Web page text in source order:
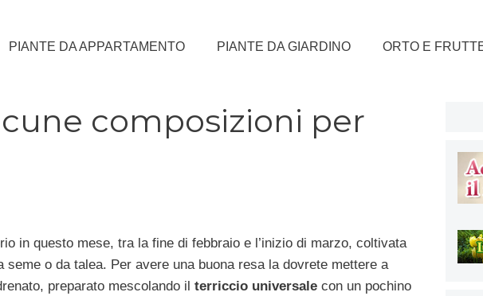
PIANTE DA APPARTAMENTO PIANTE DA GIARDINO ORTO E
composizioni per
in questo mese, tra la fine di febbraio e l’inizio di marzo, coltivata
o da talea. Per avere una buona resa la dovrete mettere a
preparato mescolando il terriccio universalecon un pochino